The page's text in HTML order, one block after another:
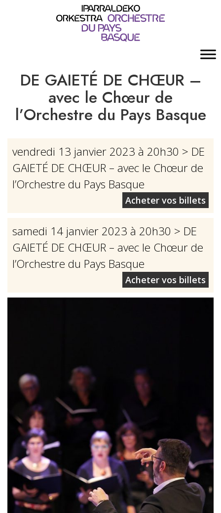
DE GAIETÉ DE CHŒUR –
avec le Chœur de
l’Orchestre du Pays Basque
vendredi 13 janvier 2023 à 20h30 > DE
GAIETÉ DE CHŒUR – avec le Chœur de
l’Orchestre du Pays Basque
Acheter vos billets
samedi 14 janvier 2023 à 20h30 > DE
GAIETÉ DE CHŒUR – avec le Chœur de
l’Orchestre du Pays Basque
Acheter vos billets